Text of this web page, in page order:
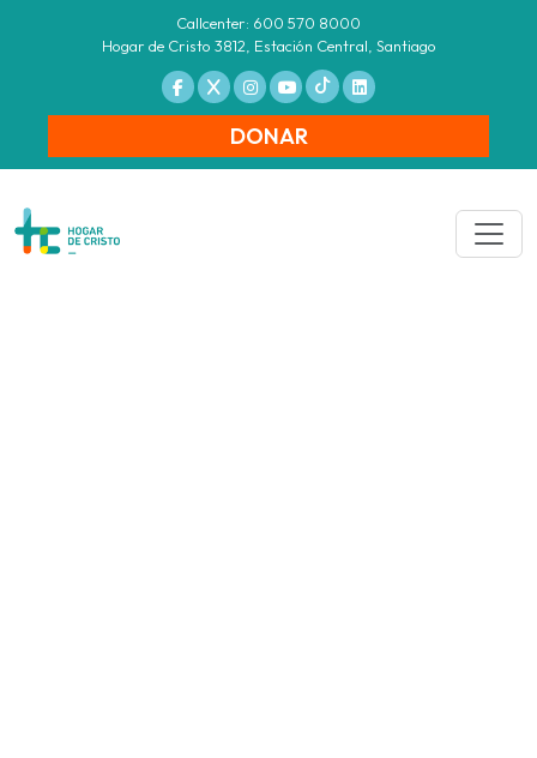
Callcenter: 600 570 8000
Hogar de Cristo 3812, Estación Central, Santiago
DONAR